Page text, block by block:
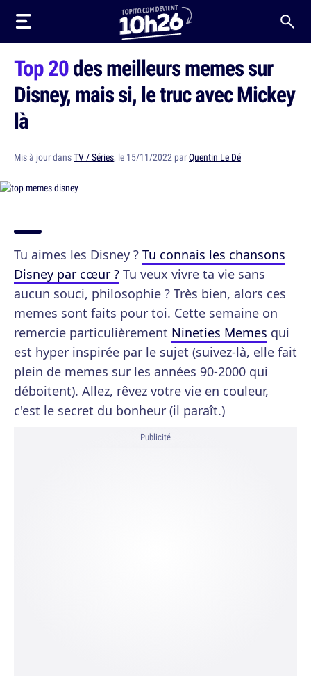
Top 20des meilleurs memes sur
Disney, mais si, le truc avec Mickey
là
Mis à jour dansTV / Séries, le 15/11/2022 parQuentin Le Dé
Tu aimes les Disney ? Tu connais les chansons
Disney par cœur ? Tu veux vivre ta vie sans
aucun souci, philosophie ? Très bien, alors ces
memes sont faits pour toi. Cette semaine on
remercie particulièrement Nineties Memes qui
est hyper inspirée par le sujet (suivez-là, elle fait
plein de memes sur les années 90-2000 qui
déboitent). Allez, rêvez votre vie en couleur,
c'est le secret du bonheur (il paraît.)
Publicité